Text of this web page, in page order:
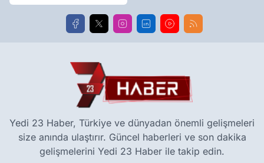
Yedi 23 Haber, Türkiye ve dünyadan önemli gelişmeleri
size anında ulaştırır. Güncel haberleri ve son dakika
gelişmelerini Yedi 23 Haber ile takip edin.